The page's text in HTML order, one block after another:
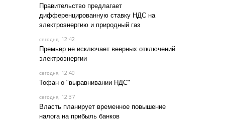
Правительство предлагает
дифференцированную ставку НДС на
электроэнергию и природный газ
сегодня, 12:42
Премьер не исключает веерных отключений
электроэнергии
сегодня, 12:40
Тофан о "выравнивании НДС"
сегодня, 12:37
Власть планирует временное повышение
налога на прибыль банков